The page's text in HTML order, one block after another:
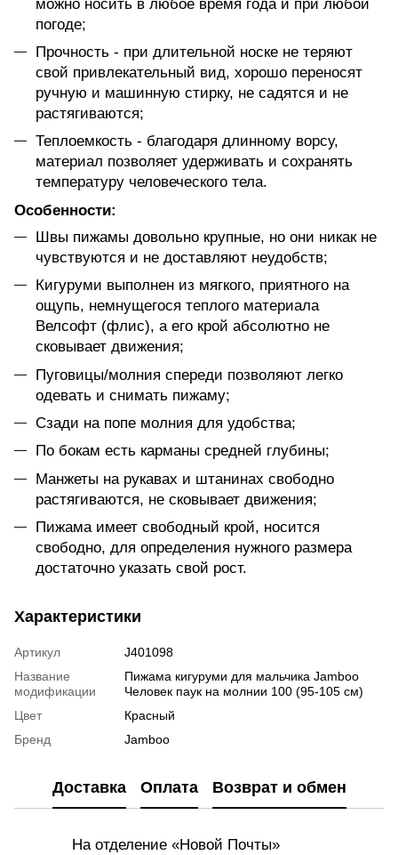
можно носить в любое время года и при любой
погоде;
Прочность - при длительной носке не теряют
свой привлекательный вид, хорошо переносят
ручную и машинную стирку, не садятся и не
растягиваются;
Теплоемкость - благодаря длинному ворсу,
материал позволяет удерживать и сохранять
температуру человеческого тела.
Особенности:
Швы пижамы довольно крупные, но они никак не
чувствуются и не доставляют неудобств;
Кигуруми выполнен из мягкого, приятного на
ощупь, немнущегося теплого материала
Велсофт (флис), а его крой абсолютно не
сковывает движения;
Пуговицы/молния спереди позволяют легко
одевать и снимать пижаму;
Сзади на попе молния для удобства;
По бокам есть карманы средней глубины;
Манжеты на рукавах и штанинах свободно
растягиваются, не сковывает движения;
Пижама имеет свободный крой, носится
свободно, для определения нужного размера
достаточно указать свой рост.
Характеристики
Артикул
J401098
Название
модификации
Пижама кигуруми для мальчика Jamboo
Человек паук на молнии 100 (95-105 см)
Цвет
Красный
Бренд
Jamboo
Доставка Оплата Возврат и обмен
На отделение «Новой Почты»